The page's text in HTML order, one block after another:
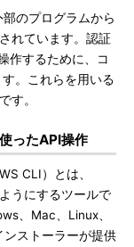
のプログラムから
れています。認証
作するために、コ
。これらを用いる
す。
ったAPI操作
CLI）とは、
うにするツールで
、Mac、Linux、
ストーラーが提供